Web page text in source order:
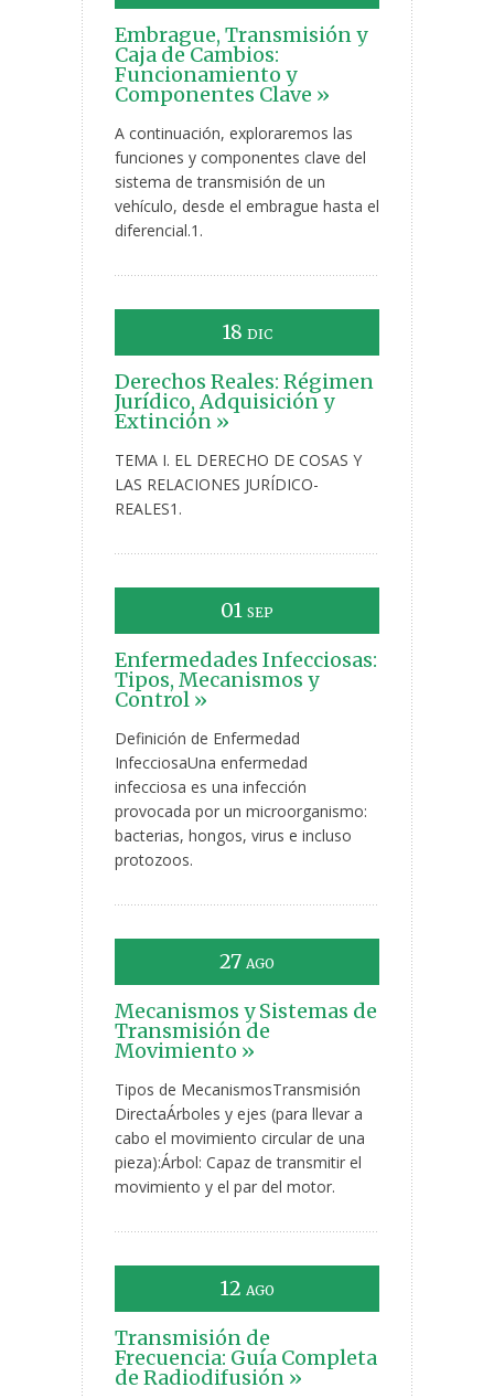
Embrague, Transmisión y
Caja de Cambios:
Funcionamiento y
Componentes Clave »
A continuación, exploraremos las
funciones y componentes clave del
sistema de transmisión de un
vehículo, desde el embrague hasta el
diferencial.1.
18 DIC
Derechos Reales: Régimen
Jurídico, Adquisición y
Extinción »
TEMA I. EL DERECHO DE COSAS Y
LAS RELACIONES JURÍDICO-
REALES1.
01 SEP
Enfermedades Infecciosas:
Tipos, Mecanismos y
Control »
Definición de Enfermedad
InfecciosaUna enfermedad
infecciosa es una infección
provocada por un microorganismo:
bacterias, hongos, virus e incluso
protozoos.
27 AGO
Mecanismos y Sistemas de
Transmisión de
Movimiento »
Tipos de MecanismosTransmisión
DirectaÁrboles y ejes (para llevar a
cabo el movimiento circular de una
pieza):Árbol: Capaz de transmitir el
movimiento y el par del motor.
12 AGO
Transmisión de
Frecuencia: Guía Completa
de Radiodifusión »